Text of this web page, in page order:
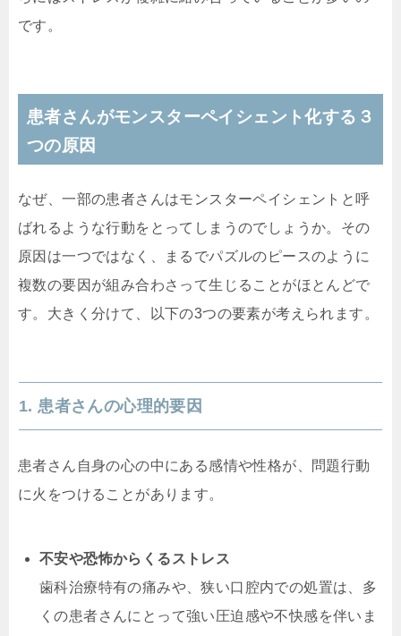
です。
患者さんがモンスターペイシェント化する３
つの原因
なぜ、一部の患者さんはモンスターペイシェントと呼
ばれるような行動をとってしまうのでしょうか。その
原因は一つではなく、まるでパズルのピースのように
複数の要因が組み合わさって生じることがほとんどで
す。大きく分けて、以下の3つの要素が考えられます。
1. 患者さんの心理的要因
患者さん自身の心の中にある感情や性格が、問題行動
に火をつけることがあります。
不安や恐怖からくるストレス
歯科治療特有の痛みや、狭い口腔内での処置は、多
くの患者さんにとって強い圧迫感や不快感を伴いま